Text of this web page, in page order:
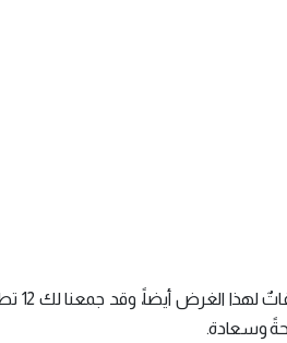
نعم
وسعادة.